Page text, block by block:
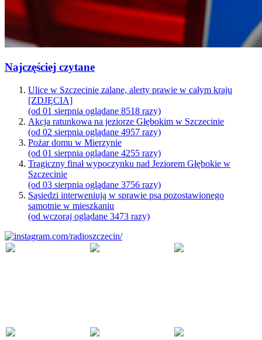
Najczęściej czytane
Ulice w Szczecinie zalane, alerty prawie w całym kraju
[ZDJĘCIA]
(od 01 sierpnia oglądane 8518 razy)
Akcja ratunkowa na jeziorze Głębokim w Szczecinie
(od 02 sierpnia oglądane 4957 razy)
Pożar domu w Mierzynie
(od 01 sierpnia oglądane 4255 razy)
Tragiczny finał wypoczynku nad Jeziorem Głębokie w
Szczecinie
(od 03 sierpnia oglądane 3756 razy)
Sąsiedzi interweniują w sprawie psa pozostawionego
samotnie w mieszkaniu
(od wczoraj oglądane 3473 razy)